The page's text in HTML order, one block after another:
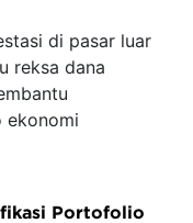
di pasar luar
reksa dana
ekonomi
Portofolio